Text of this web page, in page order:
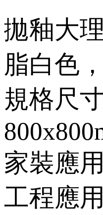
拋釉大
脂白色
規格尺
家裝應用
工程應用